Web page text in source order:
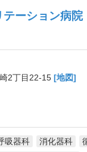
ーション病院
2丁目22-15 [地図]
吸器科 消化器科